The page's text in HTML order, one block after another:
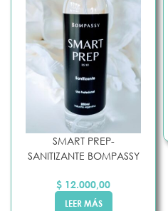
SMART PREP-
SANITIZANTE BOMPASSY
$ 12.000,00
LEER MÁS